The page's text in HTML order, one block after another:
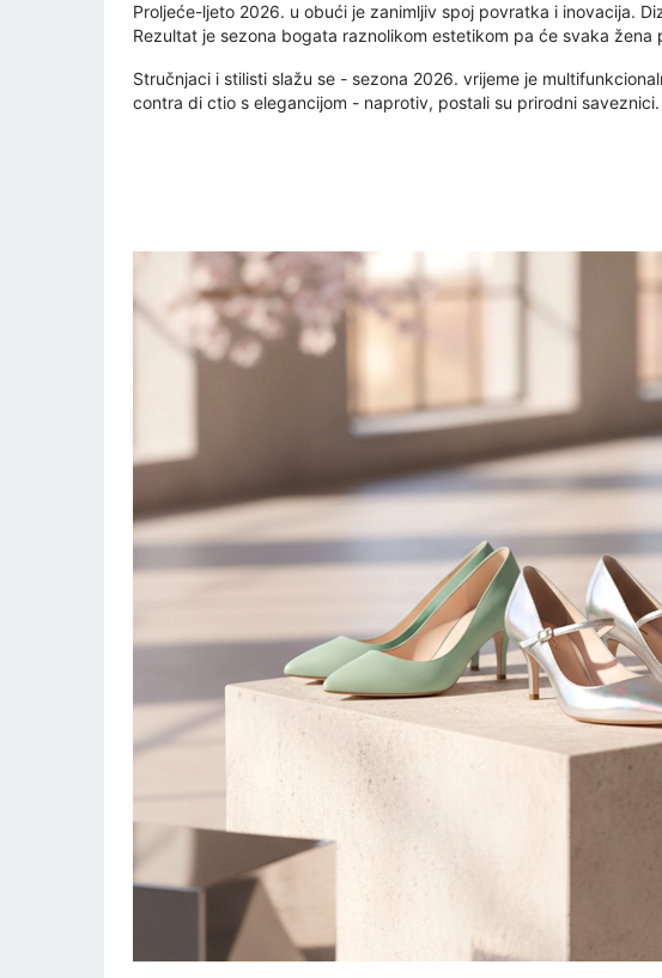
Proljeće-ljeto 2026. u obući je zanimljiv spoj povratka i inovacija.
Rezultat je sezona bogata raznolikom estetikom pa će svaka žena
Stručnjaci i stilisti slažu se - sezona 2026. vrijeme je
contra di ctio s elegancijom - naprotiv, postali su prirodni